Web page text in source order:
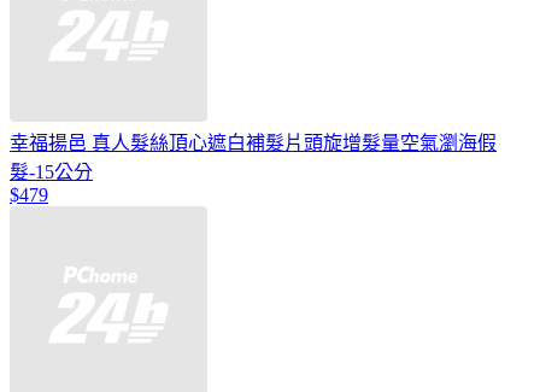
幸福揚邑 真人髮絲頂心遮白補髮片頭旋增髮量空氣瀏海假
髮-15公分
$479